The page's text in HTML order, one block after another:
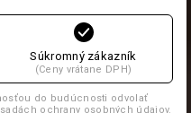
Súkromný zákazník
(Ceny vrátane DPH)
do budúcnosti odvolať
ochrany osobných údajov.